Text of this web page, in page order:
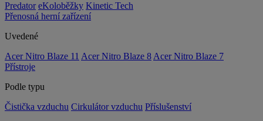
Predator eKoloběžky Kinetic Tech
Přenosná herní zařízení
Uvedené
Acer Nitro Blaze 11 Acer Nitro Blaze 8 Acer Nitro Blaze 7
Přístroje
Podle typu
Čistička vzduchu Cirkulátor vzduchu Příslušenství